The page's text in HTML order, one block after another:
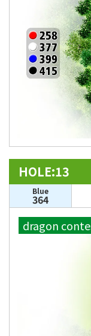
HOLE:13
Blue
364
dragon